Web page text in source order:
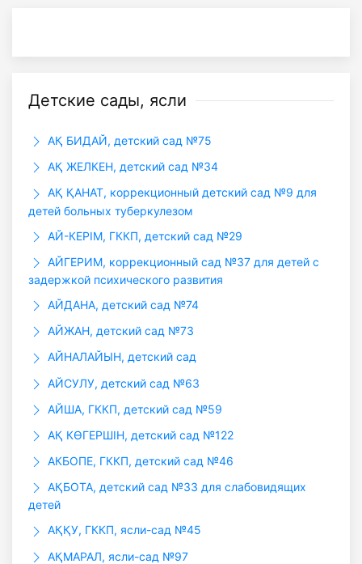
Детские сады, ясли
АҚ БИДАЙ, детский сад №75
АҚ ЖЕЛКЕН, детский сад №34
АҚ ҚАНАТ, коррекционный детский сад №9 для
детей больных туберкулезом
АЙ-КЕРІМ, ГККП, детский сад №29
АЙГЕРИМ, коррекционный сад №37 для детей с
задержкой психического развития
АЙДАНА, детский сад №74
АЙЖАН, детский сад №73
АЙНАЛАЙЫН, детский сад
АЙСУЛУ, детский сад №63
АЙША, ГККП, детский сад №59
АҚ КӨГЕРШІН, детский сад №122
АКБОПЕ, ГККП, детский сад №46
АҚБОТА, детский сад №33 для слабовидящих
детей
АҚҚУ, ГККП, ясли-сад №45
АҚМАРАЛ, ясли-сад №97